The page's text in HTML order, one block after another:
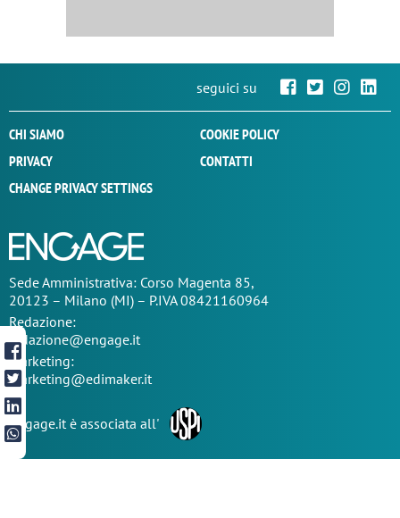
seguici su
CHI SIAMO
COOKIE POLICY
PRIVACY
CONTATTI
CHANGE PRIVACY SETTINGS
SedeAmministrativa: Corso Magenta 85,
20123 – Milano (MI) – P.IVA 08421160964
Redazione:
redazione@engage.it
Marketing:
marketing@edimaker.it
Engage.it è associata all'